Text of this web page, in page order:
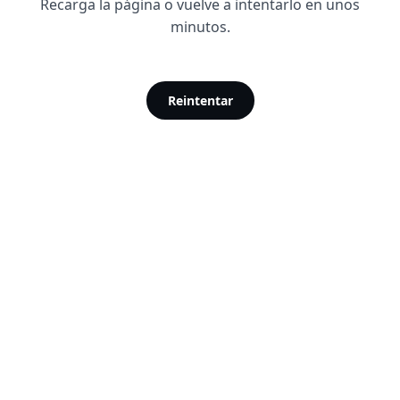
Recarga la página o vuelve a intentarlo en unos
minutos.
Reintentar